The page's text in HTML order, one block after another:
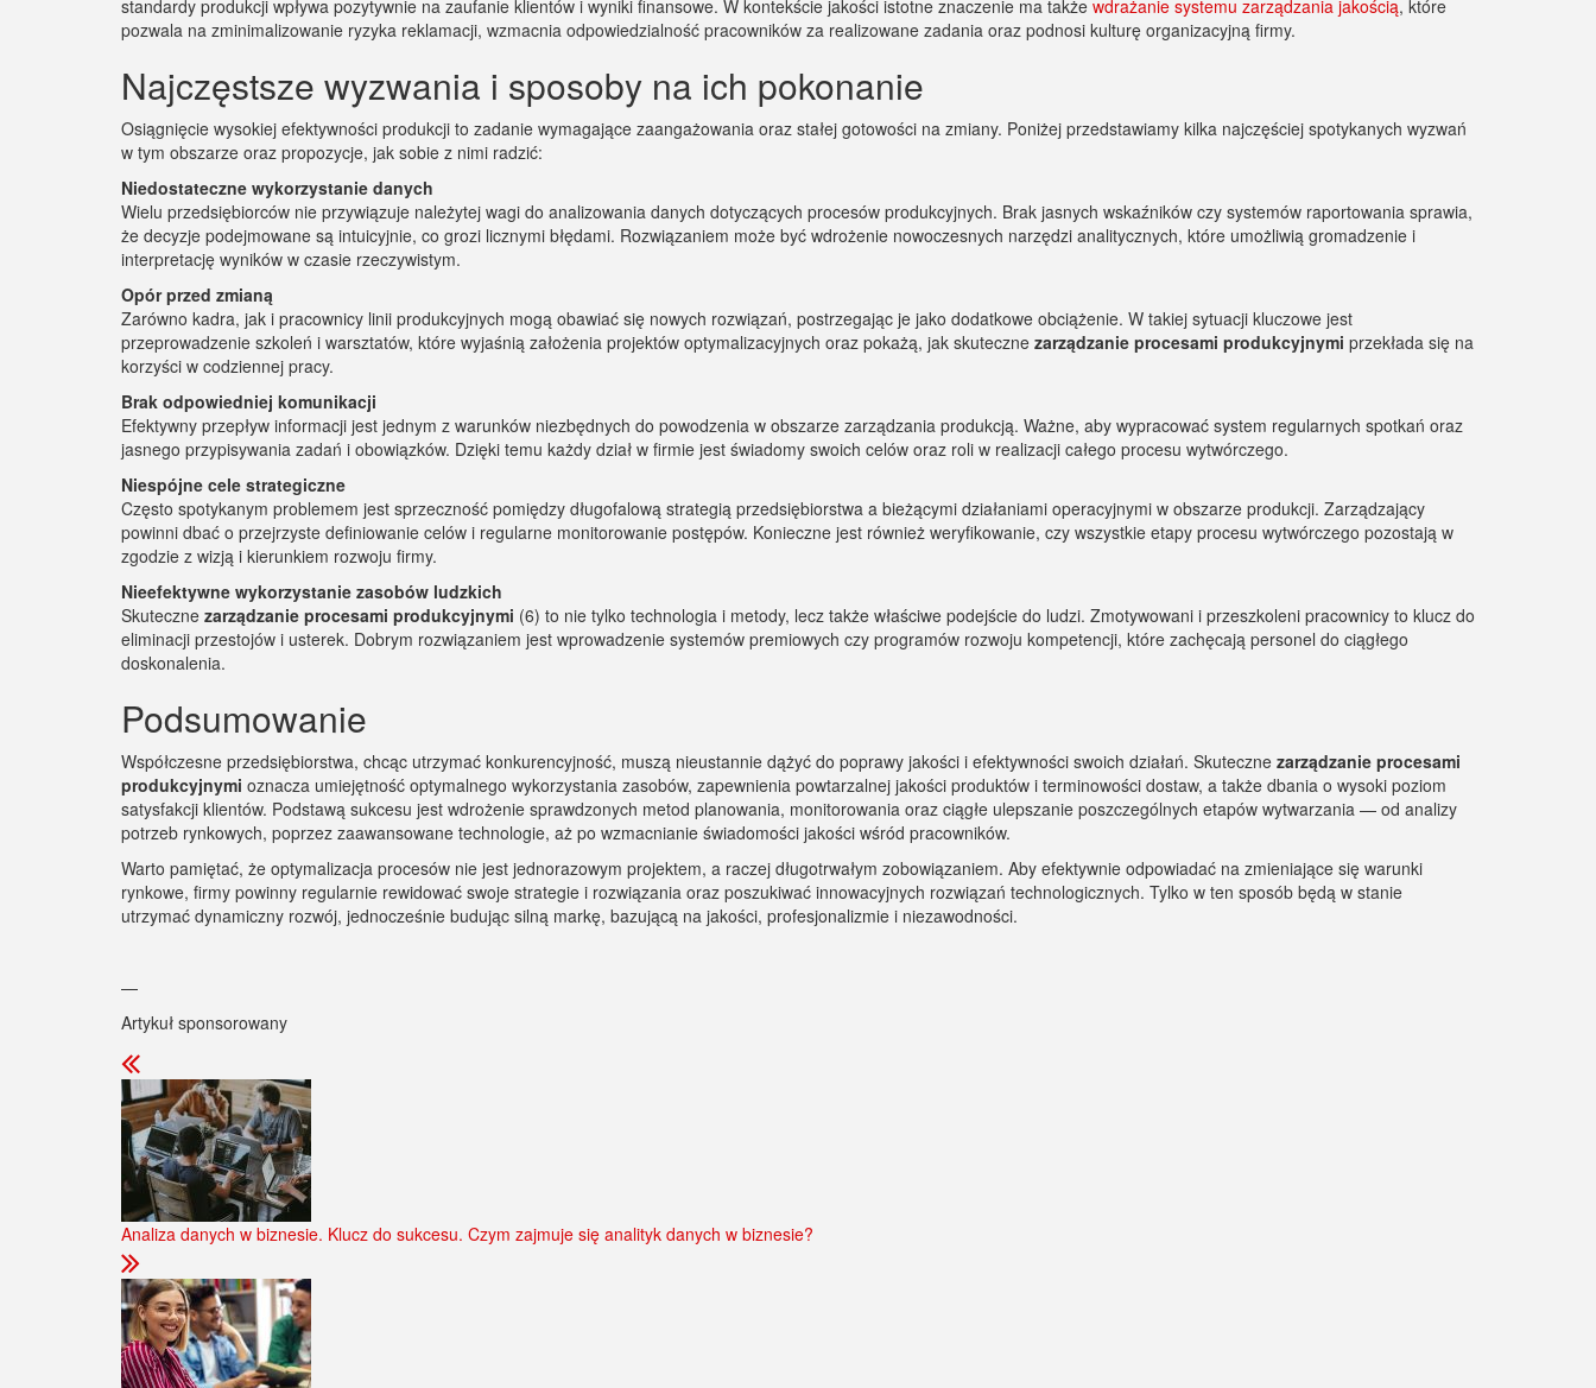
standardy produkcji wpływa pozytywnie na zaufanie klientów i wyniki finansowe. W kontekście jakości istotne znaczenie ma także wdrażanie systemu zarządzania jakością, które
pozwala na zminimalizowanie ryzyka reklamacji, wzmacnia odpowiedzialność pracowników za realizowane zadania oraz podnosi kulturę organizacyjną firmy.
Najczęstsze wyzwania i sposoby na ich pokonanie
Osiągnięcie wysokiej efektywności produkcji to zadanie wymagające zaangażowania oraz stałej gotowości na zmiany. Poniżej przedstawiamy kilka najczęściej spotykanych wyzwań
w tym obszarze oraz propozycje, jak sobie z nimi radzić:
Niedostateczne wykorzystanie danych
Wielu przedsiębiorców nie przywiązuje należytej wagi do analizowania danych dotyczących procesów produkcyjnych. Brak jasnych wskaźników czy systemów raportowania sprawia,
że decyzje podejmowane są intuicyjnie, co grozi licznymi błędami. Rozwiązaniem może być wdrożenie nowoczesnych narzędzi analitycznych, które umożliwią gromadzenie i
interpretację wyników w czasie rzeczywistym.
Opór przed zmianą
Zarówno kadra, jak i pracownicy linii produkcyjnych mogą obawiać się nowych rozwiązań, postrzegając je jako dodatkowe obciążenie. W takiej sytuacji kluczowe jest
przeprowadzenie szkoleń i warsztatów, które wyjaśnią założenia projektów optymalizacyjnych oraz pokażą, jak skuteczne zarządzanie procesami produkcyjnymi przekłada się na
korzyści w codziennej pracy.
Brak odpowiedniej komunikacji
Efektywny przepływ informacji jest jednym z warunków niezbędnych do powodzenia w obszarze zarządzania produkcją. Ważne, aby wypracować system regularnych spotkań oraz
jasnego przypisywania zadań i obowiązków. Dzięki temu każdy dział w firmie jest świadomy swoich celów oraz roli w realizacji całego procesu wytwórczego.
Niespójne cele strategiczne
Często spotykanym problemem jest sprzeczność pomiędzy długofalową strategią przedsiębiorstwa a bieżącymi działaniami operacyjnymi w obszarze produkcji. Zarządzający
powinni dbać o przejrzyste definiowanie celów i regularne monitorowanie postępów. Konieczne jest również weryfikowanie, czy wszystkie etapy procesu wytwórczego pozostają w
zgodzie z wizją i kierunkiem rozwoju firmy.
Nieefektywne wykorzystanie zasobów ludzkich
Skuteczne zarządzanie procesami produkcyjnymi (6) to nie tylko technologia i metody, lecz także właściwe podejście do ludzi. Zmotywowani i przeszkoleni pracownicy to klucz do
eliminacji przestojów i usterek. Dobrym rozwiązaniem jest wprowadzenie systemów premiowych czy programów rozwoju kompetencji, które zachęcają personel do ciągłego
doskonalenia.
Podsumowanie
Współczesne przedsiębiorstwa, chcąc utrzymać konkurencyjność, muszą nieustannie dążyć do poprawy jakości i efektywności swoich działań. Skuteczne zarządzanie procesami
produkcyjnymi oznacza umiejętność optymalnego wykorzystania zasobów, zapewnienia powtarzalnej jakości produktów i terminowości dostaw, a także dbania o wysoki poziom
satysfakcji klientów. Podstawą sukcesu jest wdrożenie sprawdzonych metod planowania, monitorowania oraz ciągłe ulepszanie poszczególnych etapów wytwarzania — od analizy
potrzeb rynkowych, poprzez zaawansowane technologie, aż po wzmacnianie świadomości jakości wśród pracowników.
Warto pamiętać, że optymalizacja procesów nie jest jednorazowym projektem, a raczej długotrwałym zobowiązaniem. Aby efektywnie odpowiadać na zmieniające się warunki
rynkowe, firmy powinny regularnie rewidować swoje strategie i rozwiązania oraz poszukiwać innowacyjnych rozwiązań technologicznych. Tylko w ten sposób będą w stanie
utrzymać dynamiczny rozwój, jednocześnie budując silną markę, bazującą na jakości, profesjonalizmie i niezawodności.
—
Artykuł sponsorowany
Analiza danych w biznesie. Klucz do sukcesu. Czym zajmuje się analityk danych w biznesie?